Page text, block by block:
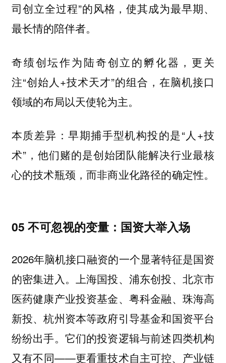
司创立全过程”的风格，使其成为最早期、
最长情的陪伴者。
奇绩创坛作为陆奇创立的孵化器，更关
注“创始人+技术天才”的组合，在脑机接口
领域的布局以天使轮为主。
本质差异：早期捕手型机构投的是“人+技
术”，他们赌的是创始团队能解决行业最核
心的技术瓶颈，而非商业化路径的确定性。
05 不可忽视的变量：国资大举入场
2026年脑机接口融资的一个显著特征是国资
的密集进入。上海国投、浦东创投、北京市
医药健康产业投资基金、粤科金融、珠海高
新投、杭州资本等政府引导基金和国资平台
纷纷出手。它们的投资逻辑与前述四类机构
又有不同——更看重技术自主可控、产业链